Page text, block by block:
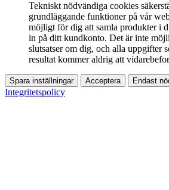
Tekniskt nödvändiga cookies
grundläggande funktioner på vår
möjligt för dig att samla produkter i
in på ditt kundkonto. Det är inte
slutsatser om dig, och alla uppgifter
resultat kommer aldrig att
Spara inställningar Acceptera Endast
Integritetspolicy